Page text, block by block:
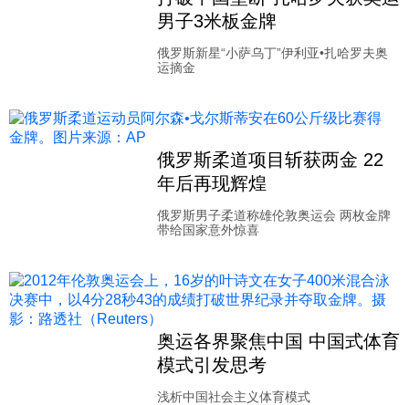
社会
文化
男子3米板金牌
俄罗斯新星“小萨乌丁”伊利亚•扎哈罗夫奥
运摘金
俄罗斯柔道项目斩获两金 22
年后再现辉煌
俄罗斯男子柔道称雄伦敦奥运会 两枚金牌
带给国家意外惊喜
奥运各界聚焦中国 中国式体育
模式引发思考
浅析中国社会主义体育模式